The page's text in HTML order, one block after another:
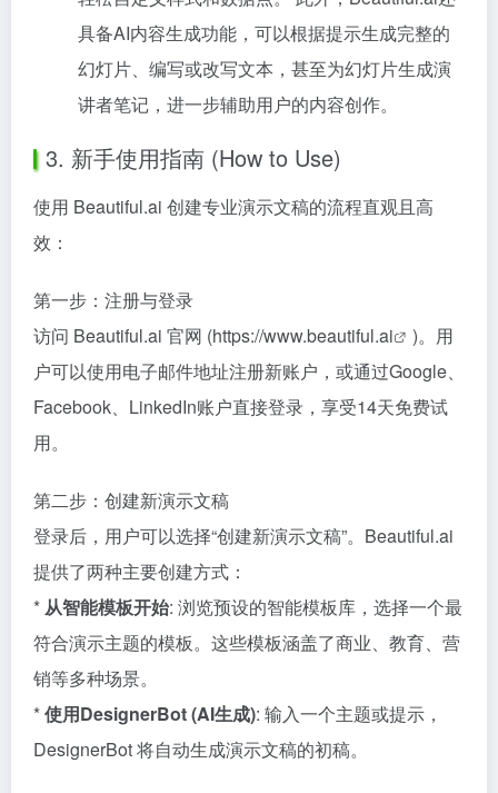
具备AI内容生成功能，可以根据提示生成完整的
幻灯片、编写或改写文本，甚至为幻灯片生成演
讲者笔记，进一步辅助用户的内容创作。
3. 新手使用指南 (How to Use)
使用 Beautiful.ai 创建专业演示文稿的流程直观且高
效：
第一步：注册与登录
访问 Beautiful.ai 官网 (https://www.beautiful.ai
)。用
户可以使用电子邮件地址注册新账户，或通过Google、
Facebook、LinkedIn账户直接登录，享受14天免费试
用。
第二步：创建新演示文稿
登录后，用户可以选择“创建新演示文稿”。Beautiful.ai
提供了两种主要创建方式：
* 从智能模板开始: 浏览预设的智能模板库，选择一个最
符合演示主题的模板。这些模板涵盖了商业、教育、营
销等多种场景。
*使用DesignerBot (AI生成): 输入一个主题或提示，
DesignerBot 将自动生成演示文稿的初稿。